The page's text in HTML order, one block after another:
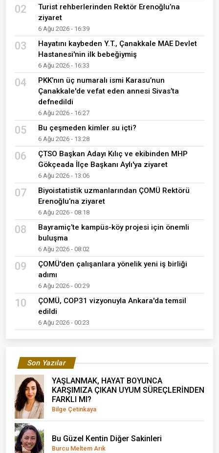
02
Turist rehberlerinden Rektör Erenoğlu’na
ziyaret
6 Ağu 2026 - 16:39
03
Hayatını kaybeden Y.T., Çanakkale MAE Devlet
Hastanesi'nin ilk bebeğiymiş
6 Ağu 2026 - 16:33
04
PKK’nın üç numaralı ismi Karasu’nun
Çanakkale'de vefat eden annesi Sivas’ta
defnedildi
6 Ağu 2026 - 16:27
05 Bu çeşmeden kimler su içti?
6 Ağu 2026 - 13:28
06
ÇTSO Başkan Adayı Kılıç ve ekibinden MHP
Gökçeada İlçe Başkanı Aylı'ya ziyaret
6 Ağu 2026 - 13:06
07
Biyoistatistik uzmanlarından ÇOMÜ Rektörü
Erenoğlu’na ziyaret
6 Ağu 2026 - 08:18
08
Bayramiç’te kampüs-köy projesi için önemli
buluşma
6 Ağu 2026 - 08:02
09
ÇOMÜ'den çalışanlara yönelik yeni iş birliği
adımı
6 Ağu 2026 - 00:29
10
ÇOMÜ, COP31 vizyonuyla Ankara'da temsil
edildi
6 Ağu 2026 - 00:23
Son Yazılar
YAŞLANMAK, HAYAT BOYUNCA
KARŞIMIZA ÇIKAN UYUM SÜREÇLERİNDEN
FARKLI MI?
Bilge Çetinkaya
Bu Güzel Kentin Diğer Sakinleri
Burcu Meltem Arık